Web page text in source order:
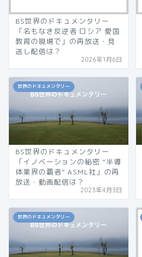
BS世界のドキュメンタリー
「名もなき反逆者 ロシア 愛国
教育の現場で」の再放送・見
逃し配信は？
2026年1月6日
世界のドキュメンタリー
BS世界のドキュメンタリー
「イノベーションの秘密 “半導
体業界の覇者” ASML社」の再
放送・動画配信は？
2023年4月3日
世界のドキュメンタリー